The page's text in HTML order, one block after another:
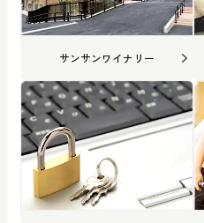
サンサンワイナリー